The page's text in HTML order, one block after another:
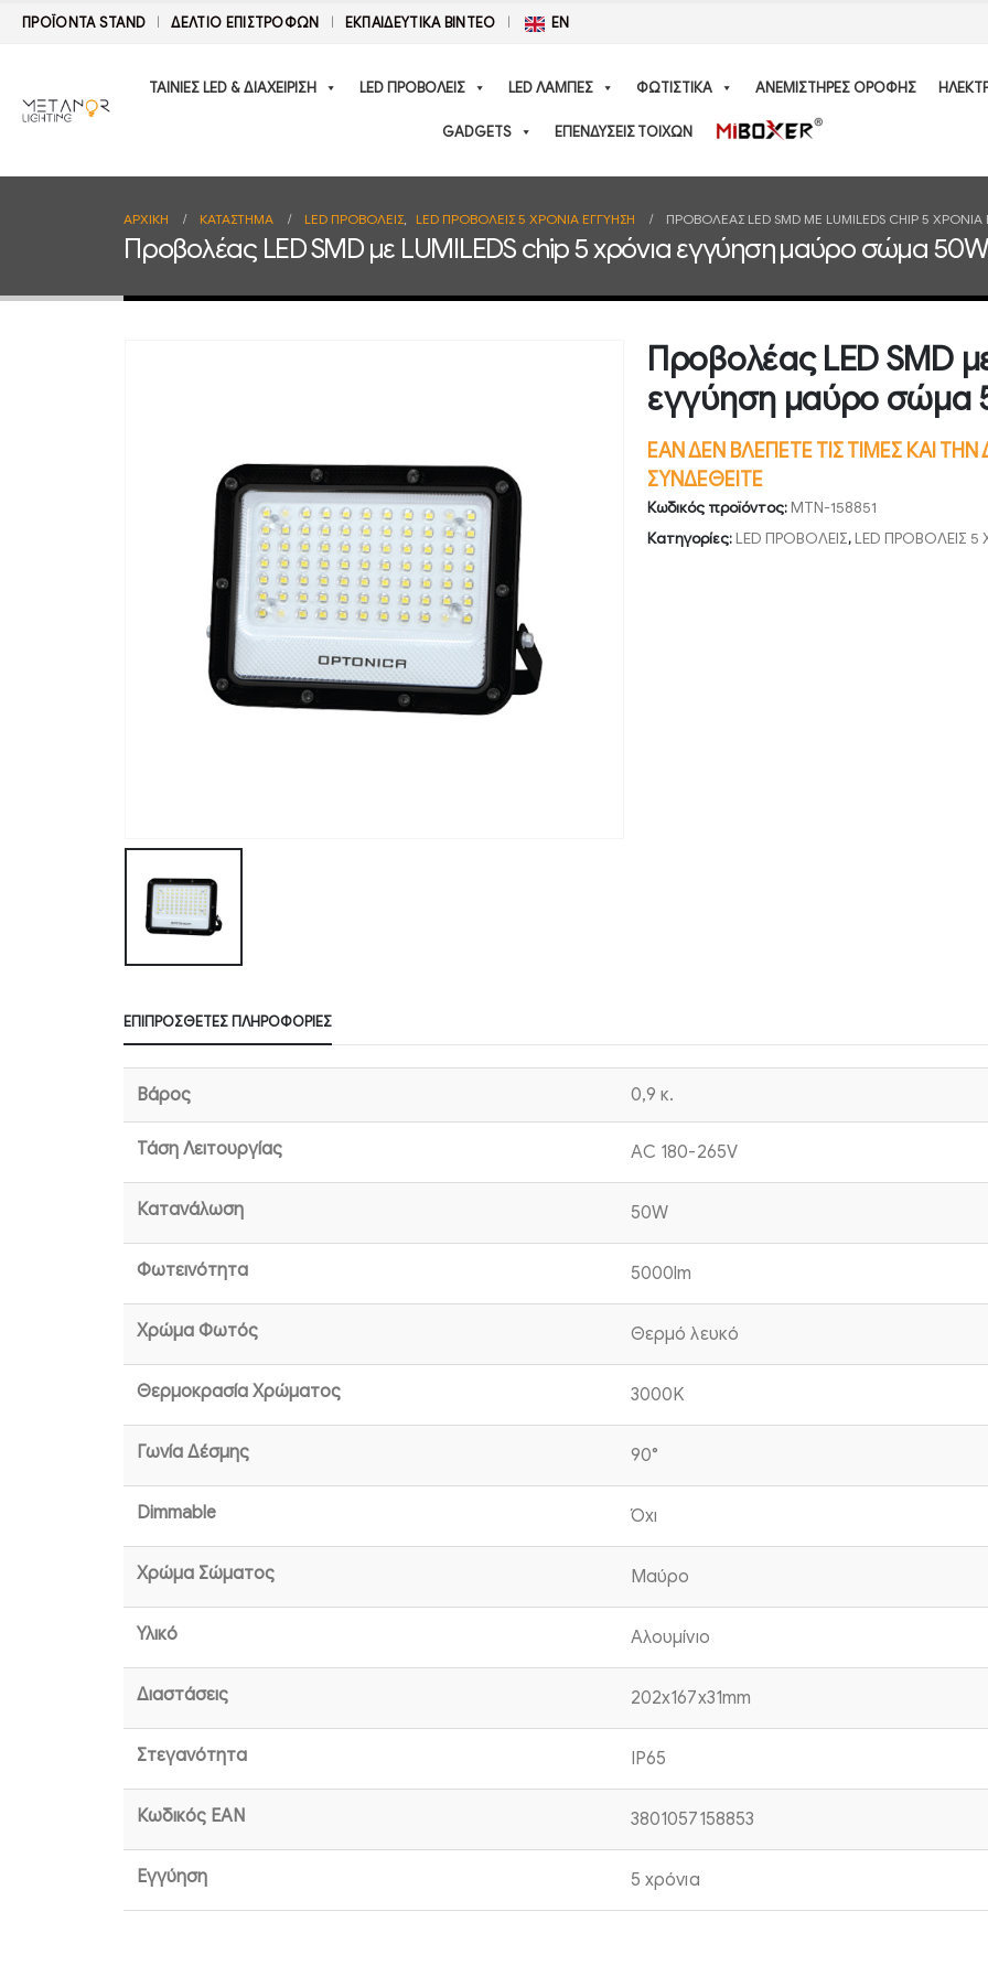
ΠΡΟΪΟΝΤΑ STAND ΔΕΛΤΊΟ ΕΠΙΣΤΡΟΦΏΝ ΕΚΠΑΙΔΕΥΤΙΚΑ ΒΙΝΤΕΟ EN
ΤΑΙΝΙΕΣ LED & ΔΙΑΧΕΙΡΙΣΗ LED ΠΡΟΒΟΛΕΙΣ LED ΛΑΜΠΕΣ ΦΩΤΙΣΤΙΚΑ ΑΝΕΜΙΣΤΗΡΕΣ ΟΡΟΦΗΣ
GADGETS ΕΠΕΝΔΥΣΕΙΣ ΤΟΙΧΩΝ
ΑΡΧΙΚΉ ΚΑΤΆΣΤΗΜΑ LED ΠΡΟΒΟΛΕΙΣ, LED ΠΡΟΒΟΛΕΙΣ 5 ΧΡΟΝΙΑ ΕΓΓΥΗΣΗ ΠΡΟΒΟΛΈΑΣ LED SMD ΜΕ LUMILEDS CHIP 5
Προβολέας LED SMD με LUMILEDS chip 5 χρόνια εγγύηση μαύρο σώμα
Προβολέας LED SMD
εγγύηση μαύρο σώμα
ΕΑΝ ΔΕΝ ΒΛΕΠΕΤΕ ΤΙΣ ΤΙΜΕΣ ΚΑΙ
ΣΥΝΔΕΘΕΙΤΕ
Κωδικός προϊόντος:MTN-158851
Κατηγορίες:LED ΠΡΟΒΟΛΕΙΣ,LED ΠΡΟΒΟΛΕΙΣ 5
ΕΠΙΠΡΌΣΘΕΤΕΣ ΠΛΗΡΟΦΟΡΊΕΣ
Βάρος 0,9 κ.
Τάση Λειτουργίας AC 180-265V
Κατανάλωση 50W
Φωτεινότητα 5000lm
Χρώμα Φωτός Θερμό λευκό
Θερμοκρασία Χρώματος 3000K
Γωνία Δέσμης 90°
Dimmable Όχι
Χρώμα Σώματος Μαύρο
Υλικό Αλουμίνιο
Διαστάσεις 202x167x31mm
Στεγανότητα IP65
Κωδικός EAN 3801057158853
Εγγύηση 5 χρόνια